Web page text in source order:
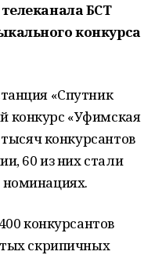
БСТ
конкурса
«Спутник
конкурс «Уфимская
конкурсантов
60 из них стали
конкурсантов
скрипичных